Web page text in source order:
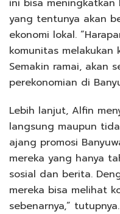
yang tentunya akan
ekonomi lokal.
komunitas
Semakin ramai, akan
perekonomian di
Lebih lanjut, Alfin
langsung maupun
ajang promosi
mereka yang hanya
sosial dan berita.
mereka bisa melihat
sebenarnya,” tutupnya.